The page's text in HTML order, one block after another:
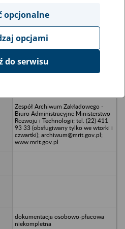
bazy
Zrzeszenie Przedsiębiorstw Przerobu
Zespół Archiwum Zakładowego -
Biuro Administracyjne Ministerstwo
Rozwoju i Technologii; tel. (22) 411
93 33 (obsługiwany tylko we wtorki i
czwartki); archiwum@mrit.gov.pl;
www.mrit.gov.pl
dokumentacja osobowo-płacowa
niekompletna
opcjonalne
opcjami
do serwisu